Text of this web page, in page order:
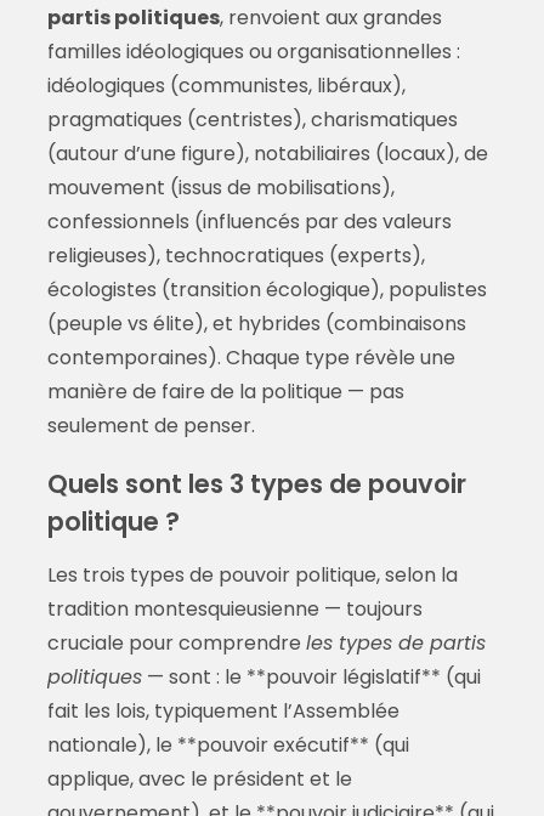
partis politiques, renvoient aux grandes
familles idéologiques ou organisationnelles :
idéologiques (communistes, libéraux),
pragmatiques (centristes), charismatiques
(autour d’une figure), notabiliaires (locaux), de
mouvement (issus de mobilisations),
confessionnels (influencés par des valeurs
religieuses), technocratiques (experts),
écologistes (transition écologique), populistes
(peuple vs élite), et hybrides (combinaisons
contemporaines). Chaque type révèle une
manière de faire de la politique — pas
seulement de penser.
Quels sont les 3 types de pouvoir
politique ?
Les trois types de pouvoir politique, selon la
tradition montesquieusienne — toujours
cruciale pour comprendre les types de partis
politiques— sont : le **pouvoir législatif** (qui
fait les lois, typiquement l’Assemblée
nationale), le **pouvoir exécutif** (qui
applique, avec le président et le